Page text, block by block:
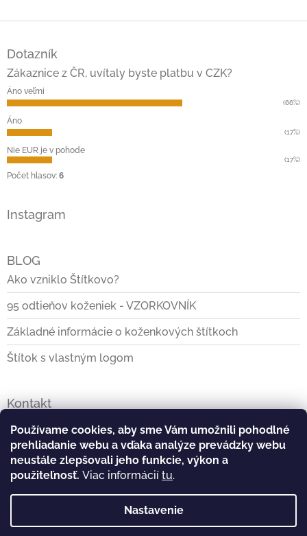
Používame cookies, aby sme Vám umožnili pohodlné
prehliadanie webu a vďaka analýze prevádzky webu
neustále zlepšovali jeho funkcie, výkon a
použiteľnosť. Viac informácií tu.
Nastavenie
e
Dotazník
Zákaznice z ČR, uvítaly byste platbu v CZK?
Áno veľmi
(66%)
Áno
(17%)
Nie EUR je v pohode
(17%)
Počet hlasov: 6
Instagram
BLOG
Ako vzniklo Štítkovo?
95 odtieňov koženiek - VZORKOVNÍK
Základné informácie o koženkových štítkoch
Štítok s vlastným logom
Kontakt
info@stitkovo.sk
0903928140
https://www.facebook.com/Stitkovo.sk